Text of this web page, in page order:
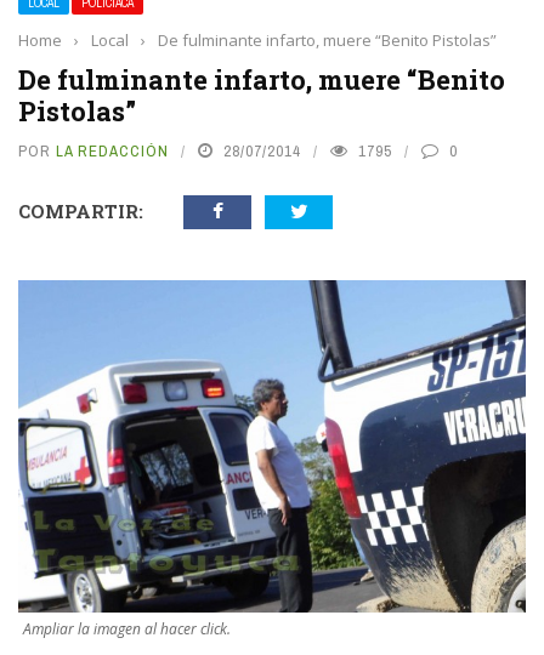
Home › Local › De fulminante infarto, muere “Benito Pistolas”
De fulminante infarto, muere “Benito
Pistolas”
POR LA REDACCIÓN 28/07/2014 1795 0
COMPARTIR:
Ampliar la imagen al hacer click.